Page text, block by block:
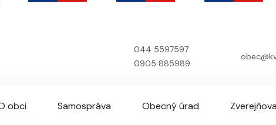
044 5597597
0905 885989
obci Samospráva Obecný úrad